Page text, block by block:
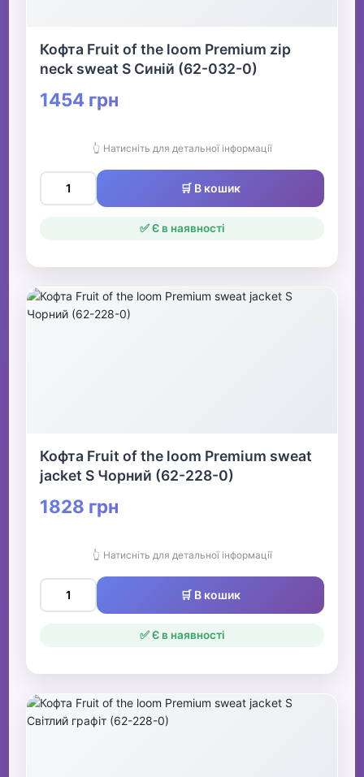
Кофта Fruit of the loom Premium zip
neck sweat S Синій (62-032-0)
1454 грн
👆 Натисніть для детальної інформації
🛒 В кошик
✅ Є в наявності
Кофта Fruit of the loom Premium sweat
jacket S Чорний (62-228-0)
1828 грн
👆 Натисніть для детальної інформації
🛒 В кошик
✅ Є в наявності